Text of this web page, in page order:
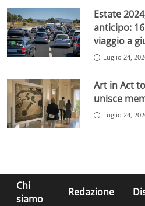
Estate
anticipo:
viaggio a
Luglio 24,
Art in Act
unisce
Luglio 24,
Chi
siamo
Redazione